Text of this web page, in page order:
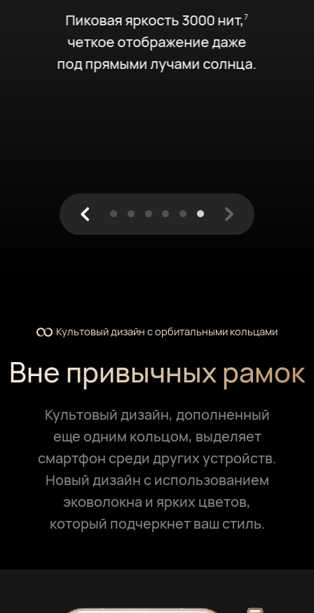
Пиковая яркость 3000 нит,7
четкое отображение даже
под прямыми лучами солнца.
Культовый дизайн с орбитальными кольцами
Вне привычных рамок
Культовый дизайн, дополненный
еще одним кольцом, выделяет
смартфон среди других устройств.
Новый дизайн с использованием
эковолокна и ярких цветов,
который подчеркнет ваш стиль.